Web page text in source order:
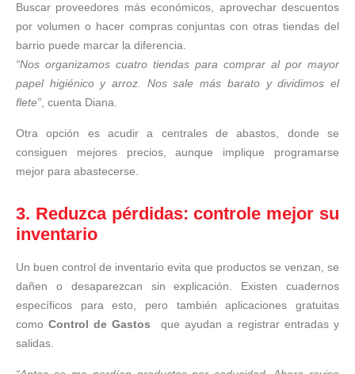
Buscar proveedores más económicos, aprovechar descuentos
por volumen o hacer compras conjuntas con otras tiendas del
barrio puede marcar la diferencia.
“Nos organizamos cuatro tiendas para comprar al por mayor
papel higiénico y arroz. Nos sale más barato y dividimos el
flete”, cuenta Diana.
Otra opción es acudir a centrales de abastos, donde se
consiguen mejores precios, aunque implique programarse
mejor para abastecerse.
3. Reduzca pérdidas: controle mejor su
inventario
Un buen control de inventario evita que productos se venzan, se
dañen o desaparezcan sin explicación. Existen cuadernos
específicos para esto, pero también aplicaciones gratuitas
como Control de Gastos que ayudan a registrar entradas y
salidas.